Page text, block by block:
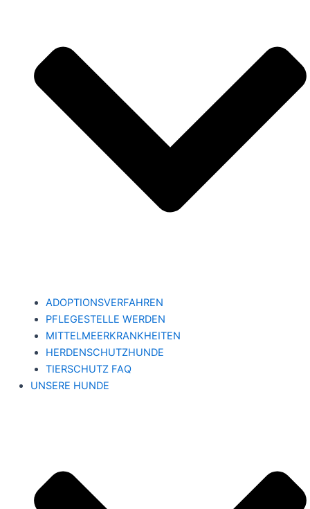
ADOPTIONSVERFAHREN
PFLEGESTELLE WERDEN
MITTELMEERKRANKHEITEN
HERDENSCHUTZHUNDE
TIERSCHUTZ FAQ
UNSERE HUNDE